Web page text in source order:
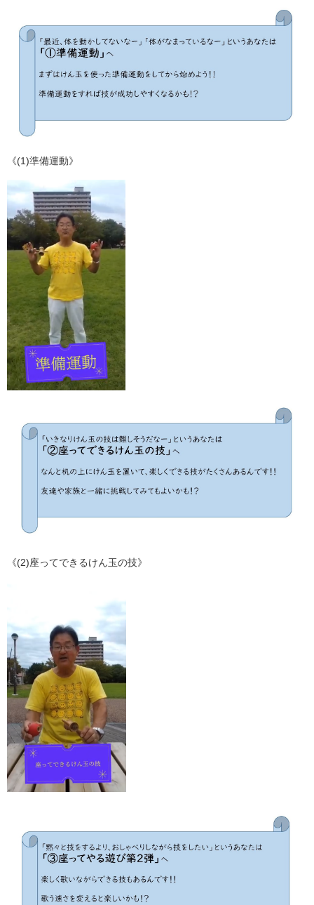
《(1)準備運動》
《(2)座ってできるけん玉の技》